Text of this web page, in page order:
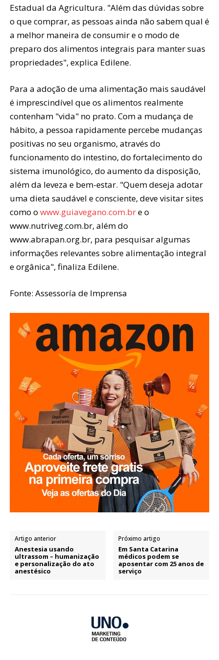
Estadual da Agricultura. "Além das dúvidas sobre
o que comprar, as pessoas ainda não sabem qual é
a melhor maneira de consumir e o modo de
preparo dos alimentos integrais para manter suas
propriedades", explica Edilene.
Para a adoção de uma alimentação mais saudável
é imprescindível que os alimentos realmente
contenham "vida" no prato. Com a mudança de
hábito, a pessoa rapidamente percebe mudanças
positivas no seu organismo, através do
funcionamento do intestino, do fortalecimento do
sistema imunológico, do aumento da disposição,
além da leveza e bem-estar. "Quem deseja adotar
uma dieta saudável e consciente, deve visitar sites
como o www.guiavegano.com.bre o
www.nutriveg.com.br, além do
www.abrapan.org.br, para pesquisar algumas
informações relevantes sobre alimentação integral
e orgânica", finaliza Edilene.
Fonte: Assessoría de Imprensa
Artigo anterior
Anestesia usando
ultrassom – humanização
e personalização do ato
anestésico
Próximo artigo
Em Santa Catarina
médicos podem se
aposentar com 25 anos de
serviço